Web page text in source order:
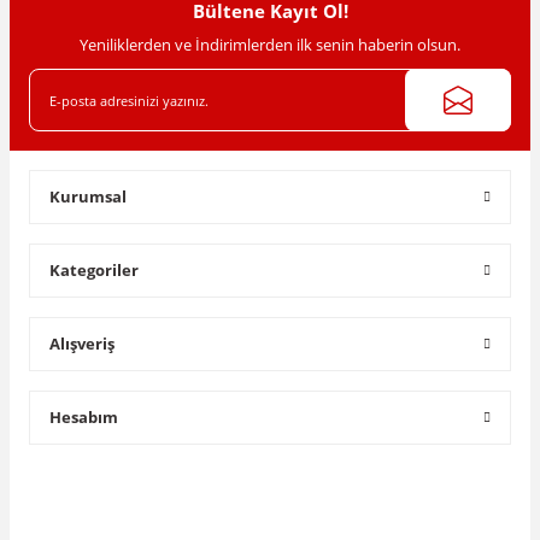
Gönder
Bültene Kayıt Ol!
Yeniliklerden ve İndirimlerden ilk senin haberin olsun.
Kurumsal
Kategoriler
Alışveriş
Hesabım